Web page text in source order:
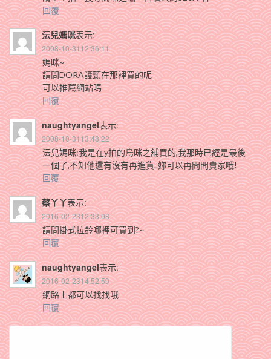
回覆
沄兒媽咪表示:
2008-10-3112:36:11
媽咪~
請問DORA護頸在那裡買的呢
可以推薦網站嗎
回覆
naughtyangel表示:
2008-10-3113:48:22
沄兒媽咪:我是在y拍的烏咪之舖買的,我那時已經是最後
一個了,不知他還有沒有再進貨..妳可以再問問賣家哦!
回覆
蔡丫丫表示:
2016-02-2312:33:08
請問掛式拉鈴哪裡可買到?~
回覆
naughtyangel表示:
2016-02-2314:52:59
網路上都可以找找哦
回覆